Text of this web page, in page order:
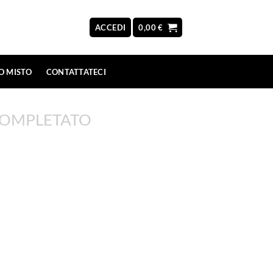
ACCEDI 0,00€
MISTO CONTATTATECI